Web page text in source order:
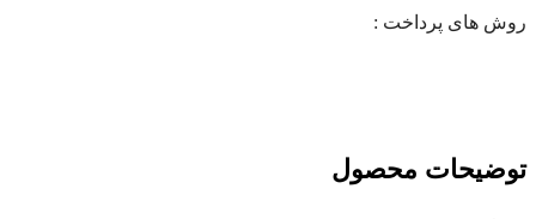
روش های پرداخت :
توضیحات محصول